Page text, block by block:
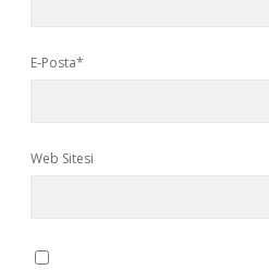
E-Posta*
Web Sitesi